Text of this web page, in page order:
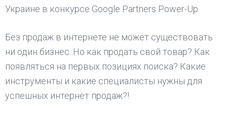
Украине в конкурсе Google Partners Power-Up.
Без продаж в интернете не может существовать
ни один бизнес. Но как продать свой товар? Как
появляться на первых позициях поиска? Какие
инструменты и какие специалисты нужны для
успешных интернет продаж?!